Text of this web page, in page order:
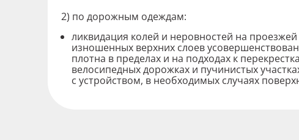
2) по дорожным одеждам:
ликвидация колей и неровностей на
изношенных верхних слоев
плотна в пределах и на подходах к
велосипедных дорожках и пучинистых
с устройством, в необходимых случаях